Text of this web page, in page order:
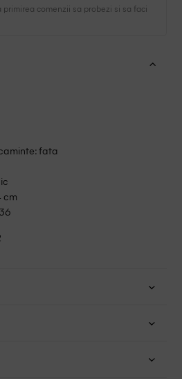
primirea comenzii sa probezi si sa faci
fata
cm